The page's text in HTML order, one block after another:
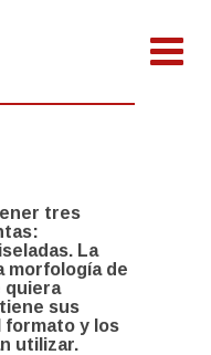
tres
La
morfología de
quiera
sus
formato y los
utilizar.